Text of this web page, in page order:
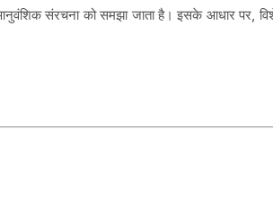
संरचना को समझा जाता है। इसके आधार पर,